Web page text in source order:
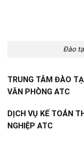
Đào
TRUNG TÂM ĐÀO
VĂN PHÒNG ATC
DỊCH VỤ KẾ TOÁN
NGHIỆP ATC